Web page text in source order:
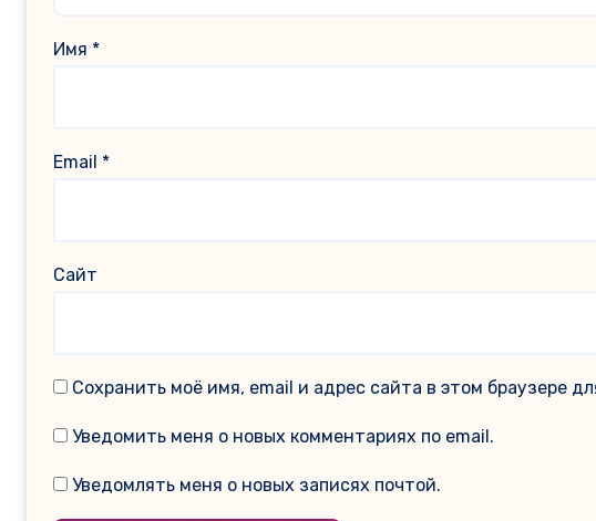
Имя *
Email *
Сайт
Сохранить моё имя, email и адрес сайта в этом браузере
Уведомить меня о новых комментариях по email.
Уведомлять меня о новых записях почтой.